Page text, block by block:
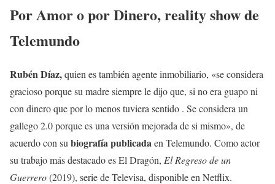
Por Amor o por Dinero, reality show de
Telemundo
Rubén Díaz,quien es también agente inmobiliario, «se considera
gracioso porque su madre siempre le dijo que, si no era guapo ni
con dinero que por lo menos tuviera sentido . Se considera un
gallego 2.0 porque es una versión mejorada de si mismo», de
acuerdo con su biografíapublicadaen Telemundo. Como actor
su trabajo más destacado es El Dragón, El Regreso de un
Guerrero(2019), serie de Televisa, disponible en Netflix.